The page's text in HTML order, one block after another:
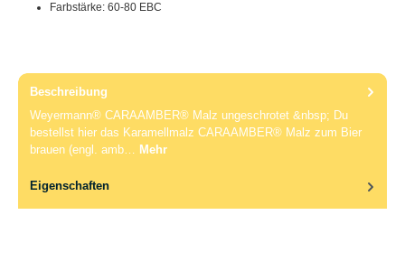
Farbstärke: 60-80 EBC
Beschreibung
Weyermann® CARAAMBER® Malz ungeschrotet &nbsp; Du
bestellst hier das Karamellmalz CARAAMBER® Malz zum Bier
brauen (engl. amb… Mehr
Eigenschaften